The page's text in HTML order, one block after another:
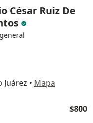
César Ruiz De
Juárez • Mapa
$800